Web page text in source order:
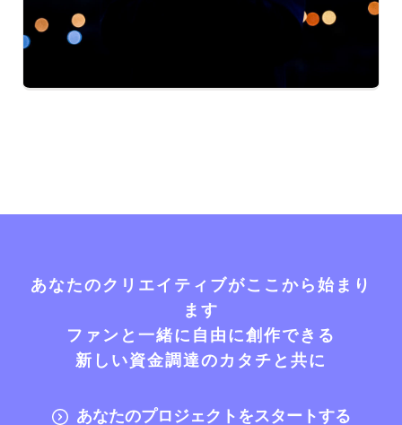
あなたのクリエイティブがここから始まり
ます
ファンと一緒に自由に創作できる
新しい資金調達のカタチと共に
あなたのプロジェクトをスタートする